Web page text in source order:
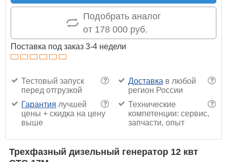
Подобрать аналог
от 178 000 руб.
Поставка под заказ 3-4 недели
?
Тестовый запуск
перед отгрузкой
?
Доставка в любой
регион России
?
Гарантия лучшей
цены + скидка на цену
выше
?
Технические
компетенции: сервис,
запчасти, опыт
Трехфазный дизельный генератор 12 квт